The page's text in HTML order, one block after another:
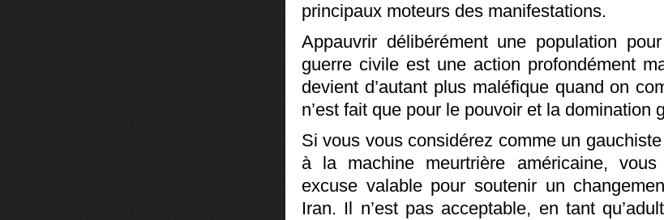
principaux moteurs des manifestations.
Appauvrir délibérément une population
guerre civile est une action profondément
devient d’autant plus maléfique quand on
n’est fait que pour le pouvoir et la domination
Si vous vous considérez comme un
à la machine meurtrière américaine, vous
excuse valable pour soutenir un
Iran. Il n’est pas acceptable, en tant